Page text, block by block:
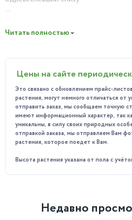
Помимо эстетической функции,
и грибков, делая его более
того, это растение может стать
гармонии в вашем доме или другом
Особенности ухода:
Освещение: яркое, но
Температура: оптимальная –
Цельсия.
Полив: умеренный, давайте
Пересадка: молодые
Читать полностью
Цены на сайте
Это связано с обновлением прайс-
растения, могут немного отличаться от
отправить заказ, мы сообщаем точную
имеют информационный характер, так
уникальны, в силу своих природных
отправкой заказа, мы отправляем Вам
растения, которое поедет к Вам.
Высота растения указана от пола с
Недавно